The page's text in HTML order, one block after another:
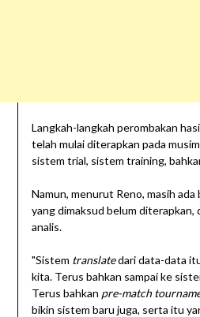
Langkah-langkah perombakan
telah mulai diterapkan pada
sistem trial, sistem training,
Namun, menurut Reno, masih
yang dimaksud belum diterapkan,
analis.
"Sistem translatedari data-data
kita. Terus bahkan sampai ke
Terus bahkan pre-match
bikin sistem baru juga, serta itu